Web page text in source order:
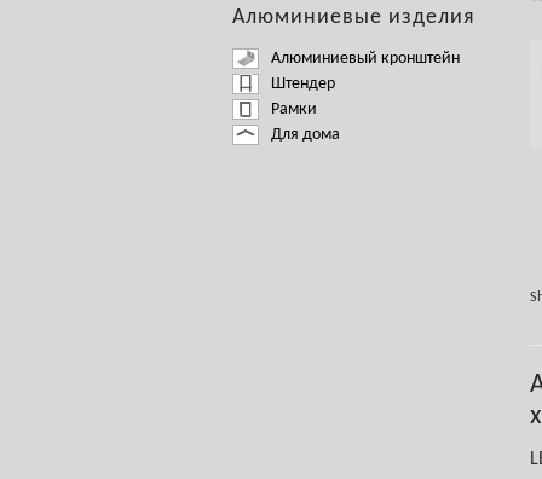
Алюминиевые изделия
Алюминиевый кронштейн
Штендер
Рамки
Для дома